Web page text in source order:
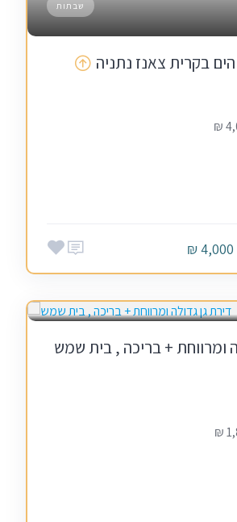
שבתות
הים בקרית צאנז נתניה
ומרווחת + בריכה , בית שמש